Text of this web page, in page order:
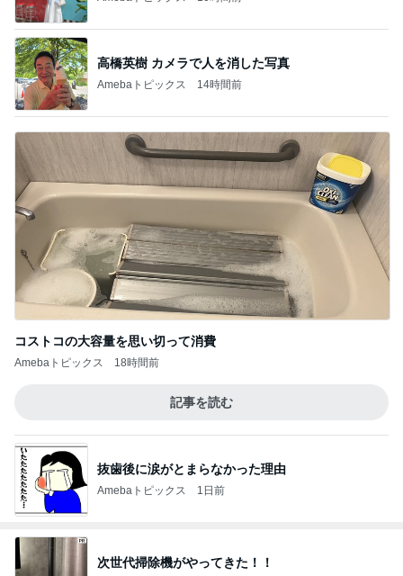
高橋英樹 カメラで人を消した写真
Amebaトピックス 14時間前
コストコの大容量を思い切って消費
Amebaトピックス 18時間前
記事を読む
抜歯後に涙がとまらなかった理由
Amebaトピックス 1日前
次世代掃除機がやってきた！！